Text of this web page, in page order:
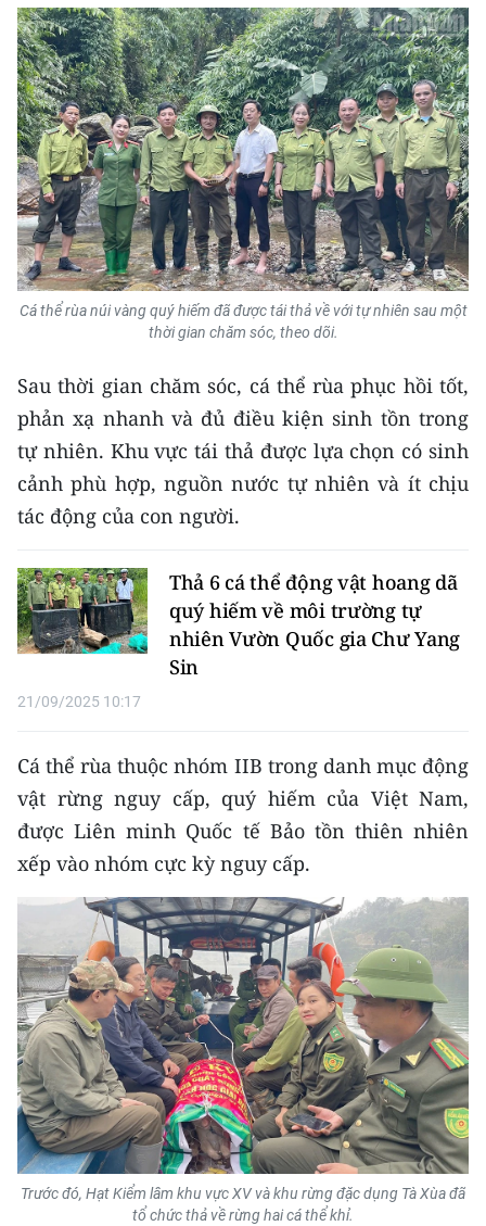
Video
Media Chính trị
Media Kinh tế
Media Văn hóa
Media Xã hội
Media Pháp luật
Media Du lịch
Media Thể thao
Media Giáo dục
Media Y tế
Media Môi trường
Ảnh
Infographic
TIN MỚI
TIN ĐỊA PHƯƠNG
Trung du và miền núi phía Bắc
Đồng bằng sông Hồng
Bắc Trung Bộ
Duyên hải Nam Trung Bộ và Tây
Nguyên
Đông Nam Bộ
Đồng bằng sông Cửu Long
Chuyên trang Hà Nội
Cá thể rùa núi vàng quý hiếm đã được tái thả về với tự nhiên sau một
thời gian chăm sóc, theo dõi.
Sau thời gian chăm sóc, cá thể rùa phục hồi tốt,
phản xạ nhanh và đủ điều kiện sinh tồn trong
tự nhiên. Khu vực tái thả được lựa chọn có sinh
cảnh phù hợp, nguồn nước tự nhiên và ít chịu
tác động của con người.
Thả 6 cá thể động vật hoang dã
quý hiếm về môi trường tự
nhiên Vườn Quốc gia Chư Yang
Sin
21/09/2025 10:17
Cá thể rùa thuộc nhóm IIB trong danh mục động
vật rừng nguy cấp, quý hiếm của Việt Nam,
được Liên minh Quốc tế Bảo tồn thiên nhiên
xếp vào nhóm cực kỳ nguy cấp.
Trước đó, Hạt Kiểm lâm khu vực XV và khu rừng đặc dụng Tà Xùa đã
tổ chức thả về rừng hai cá thể khỉ.